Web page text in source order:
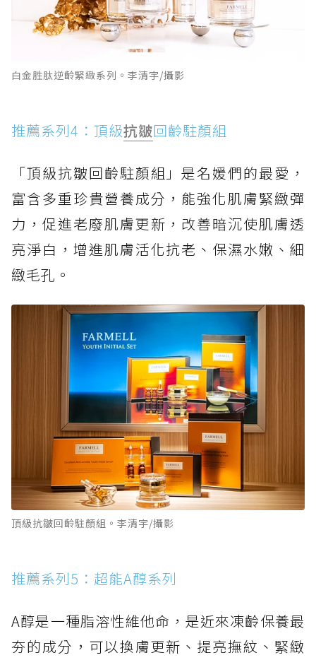
白金胜肽逆齡緊緻系列。李清宇/攝影
推薦系列4：頂級抗皺回齡駐顏組
「頂級抗皺回齡駐顏組」是名媛們的最愛，
富含多重珍貴營養成分，能強化肌膚緊緻彈
力，促進老廢肌膚更新，改善暗沉使肌膚透
亮淨白，增進肌膚活化抗老、保濕水嫩、細
緻毛孔。
頂級抗皺回齡駐顏組。李清宇/攝影
推薦系列5：超能A醇系列
A醇是一種脂溶性維他命，是近來凍齡保養最
夯的成分，可以換膚更新、提亮撫紋、緊緻